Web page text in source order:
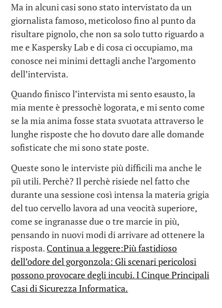
Ma in alcuni casi sono stato intervistato da un
giornalista famoso, meticoloso fino al punto da
risultare pignolo, che non sa solo tutto riguardo a
me e Kaspersky Lab e di cosa ci occupiamo, ma
conosce nei minimi dettagli anche l’argomento
dell’intervista.
Quando finisco l’intervista mi sento esausto, la
mia mente è pressochè logorata, e mi sento come
se la mia anima fosse stata svuotata attraverso le
lunghe risposte che ho dovuto dare alle domande
sofisticate che mi sono state poste.
Queste sono le interviste più difficili ma anche le
piì utili. Perchè? Il perchè risiede nel fatto che
durante una sessione così intensa la materia grigia
del tuo cervello lavora ad una veocità superiore,
come se ingranasse due o tre marcie in più,
pensando in nuovi modi di arrivare ad ottenere la
risposta. Continua a leggere:Più fastidioso
dell’odore del gorgonzola: Gli scenari pericolosi
possono provocare degli incubi. I Cinque Principali
Casi di Sicurezza Informatica.